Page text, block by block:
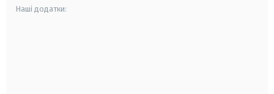
Наші додатки: